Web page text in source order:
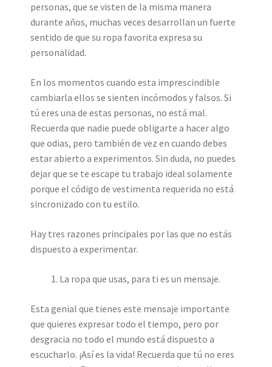
personas, que se visten de la misma manera
durante años, muchas veces desarrollan un fuerte
sentido de que su ropa favorita expresa su
personalidad.
En los momentos cuando esta imprescindible
cambiarla ellos se sienten incómodos y falsos. Si
tú eres una de estas personas, no está mal.
Recuerda que nadie puede obligarte a hacer algo
que odias, pero también de vez en cuando debes
estar abierto a experimentos. Sin duda, no puedes
dejar que se te escape tu trabajo ideal solamente
porque el código de vestimenta requerida no está
sincronizado con tu estilo.
Hay tres razones principales por las que no estás
dispuesto a experimentar.
La ropa que usas, para ti es un mensaje.
Esta genial que tienes este mensaje importante
que quieres expresar todo el tiempo, pero por
desgracia no todo el mundo está dispuesto a
escucharlo. ¡Así es la vida! Recuerda que tú no eres